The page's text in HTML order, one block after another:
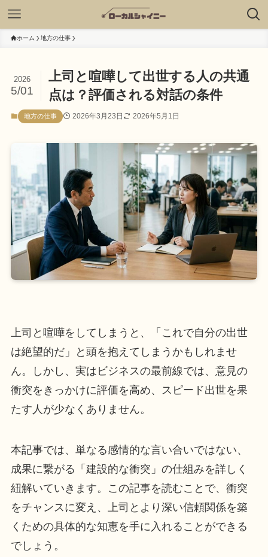
ホーム 地方の仕事
上司と喧嘩して出世する人の共通
点は？評価される対話の条件
2026
5/01
地方の仕事 2026年3月23日 2026年5月1日
上司と喧嘩をしてしまうと、「これで自分の出世
は絶望的だ」と頭を抱えてしまうかもしれませ
ん。しかし、実はビジネスの最前線では、意見の
衝突をきっかけに評価を高め、スピード出世を果
たす人が少なくありません。
本記事では、単なる感情的な言い合いではない、
成果に繋がる「建設的な衝突」の仕組みを詳しく
紐解いていきます。この記事を読むことで、衝突
をチャンスに変え、上司とより深い信頼関係を築
くための具体的な知恵を手に入れることができる
でしょう。